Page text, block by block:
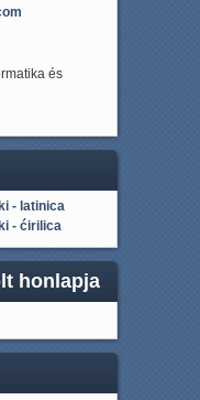
és
- latinica
- ćirilica
honlapja